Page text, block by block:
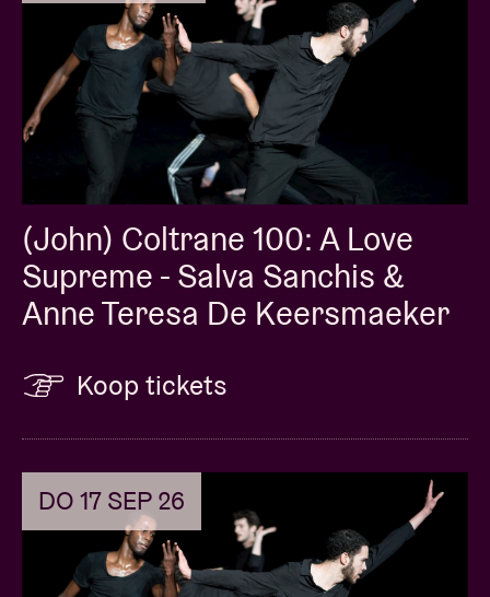
Byrrrh & Skate,die tussen 13-17u gratis skate
initiaties geeft.
MAR-BEL is een co-productie van MetX &
Folklorissimo in samenwerking met AB,
Beursschouwburg, MolenFest, Darna, HalfmOon, VK
& Zinneke. Met de steun van Stad Brus
(John) Coltrane 100: A Love
Supreme - Salva Sanchis &
Anne Teresa De Keersmaeker
Koop tickets
DO 17 SEP 26